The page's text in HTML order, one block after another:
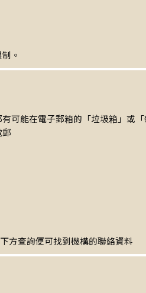
。
能在電子郵箱的「垃圾箱」或「
方查詢便可找到機構的聯絡資料